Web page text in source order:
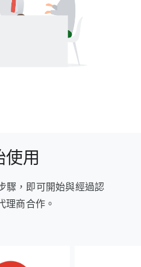
使用
驟，即可開始與經過認
理商合作。